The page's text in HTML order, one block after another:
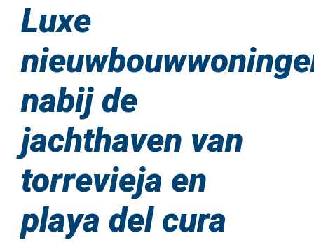
Luxe
nabij de
jachthaven van
torrevieja en
playa del cura